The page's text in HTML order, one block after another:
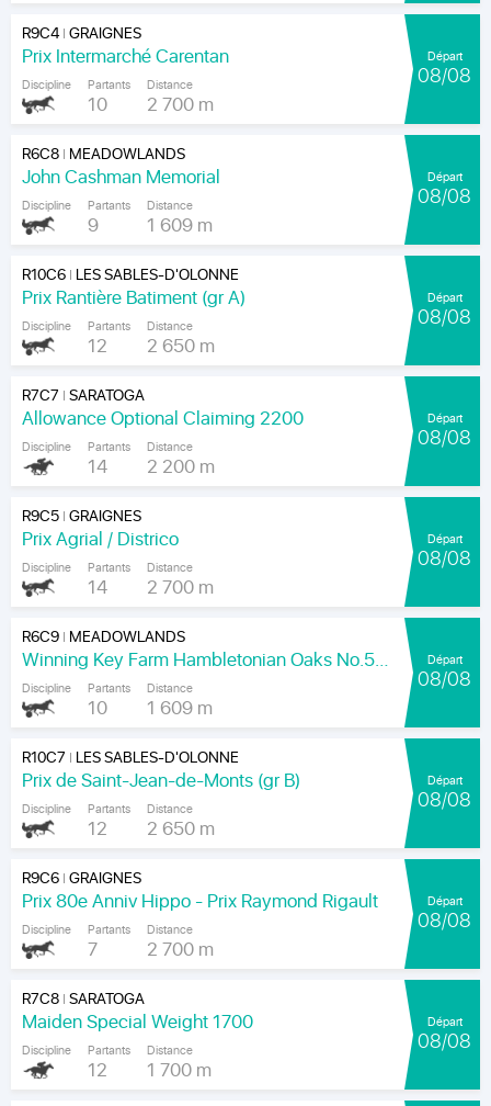
R9C4|GRAIGNES
Prix Intermarché Carentan
Discipline Partants
10
Distance
2 700 m
Départ
08/08
R6C8| MEADOWLANDS
John Cashman Memorial
Discipline Partants
9
Distance
1 609 m
Départ
08/08
R10C6| LES SABLES-D'OLONNE
Prix Rantière Batiment (gr A)
Discipline Partants
12
Distance
2 650 m
Départ
08/08
R7C7 |SARATOGA
Allowance Optional Claiming 2200
Discipline Partants
14
Distance
2 200 m
Départ
08/08
R9C5|GRAIGNES
Prix Agrial / Districo
Discipline Partants
14
Distance
2 700 m
Départ
08/08
R6C9| MEADOWLANDS
Winning Key Farm Hambletonian Oaks No.56 - Final
Discipline Partants
10
Distance
1 609 m
Départ
08/08
R10C7 | LES SABLES-D'OLONNE
Prix de Saint-Jean-de-Monts (gr B)
Discipline Partants
12
Distance
2 650 m
Départ
08/08
R9C6|GRAIGNES
Prix 80e Anniv Hippo - Prix Raymond Rigault
Discipline Partants
7
Distance
2 700 m
Départ
08/08
R7C8|SARATOGA
Maiden Special Weight 1700
Discipline Partants
12
Distance
1 700 m
Départ
08/08